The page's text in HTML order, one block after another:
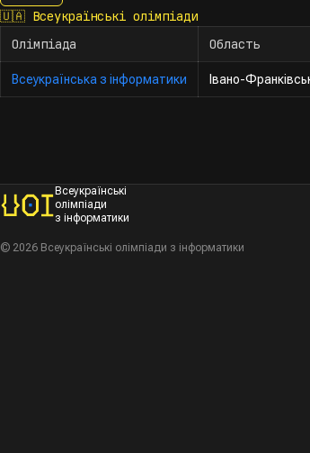
2011
🇺🇦 Всеукраїнські олімпіади
Олімпіада
Область
Всеукраїнська з інформатики Івано-
Всеукраїнські
олімпіади
з інформатики
© 2026 Всеукраїнські олімпіади з інформатики